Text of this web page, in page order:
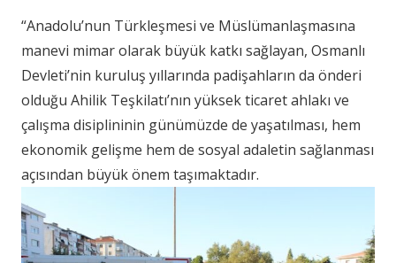
“Anadolu’nun Türkleşmesi ve Müslümanlaşmasına
manevi mimar olarak büyük katkı sağlayan, Osmanlı
Devleti’nin kuruluş yıllarında padişahların da önderi
olduğu Ahilik Teşkilatı’nın yüksek ticaret ahlakı ve
çalışma disiplininin günümüzde de yaşatılması, hem
ekonomik gelişme hem de sosyal adaletin sağlanması
açısından büyük önem taşımaktadır.